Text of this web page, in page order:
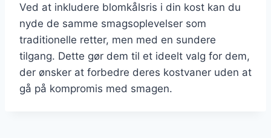
Ved at inkludere blomkålsris i din kost kan du
nyde de samme smagsoplevelser som
traditionelle retter, men med en sundere
tilgang. Dette gør dem til et ideelt valg for dem,
der ønsker at forbedre deres kostvaner uden at
gå på kompromis med smagen.